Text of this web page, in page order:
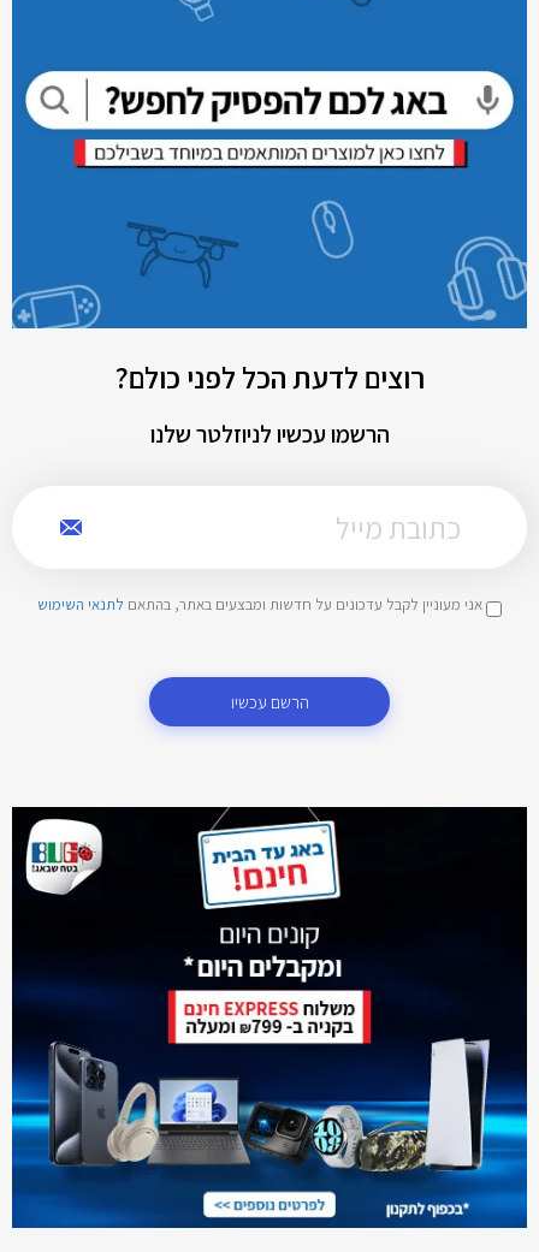
רוצים לדעת הכל לפני כולם?
הרשמו עכשיו לניוזלטר שלנו
אני מעוניין לקבל עדכונים על חדשות ומבצעים באתר, בהתאם לתנאי השימוש
הרשם עכשיו